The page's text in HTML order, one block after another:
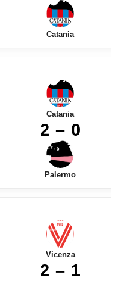
Catania
Catania
2 – 0
Palermo
Vicenza
2 – 1